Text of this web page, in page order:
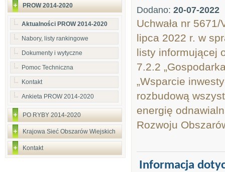
PROW 2014-2020
Aktualności PROW 2014-2020
Nabory, listy rankingowe
Dokumenty i wytyczne
Pomoc Techniczna
Kontakt
Ankieta PROW 2014-2020
PO RYBY 2014-2020
Krajowa Sieć Obszarów Wiejskich
Kontakt
Dodano: 20-07-2022
Uchwała nr
lipca 2022 r. w
listy informującej
7.2.2
„Wsparcie
rozbudową
energię
Rozwoju
Informacja